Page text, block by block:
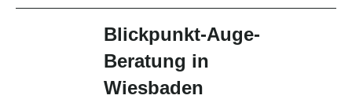
Blickpunkt-Auge-
Beratung in
Wiesbaden